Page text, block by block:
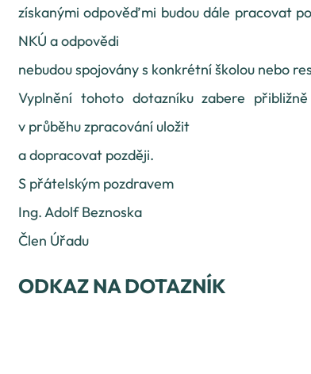
získanými odpověďmi budou dále pracovat
NKÚ a odpovědi
nebudou spojovány s konkrétní školou nebo
Vyplnění tohoto dotazníku zabere
v průběhu zpracování uložit
a dopracovat později.
S přátelským pozdravem
Ing. Adolf Beznoska
Člen Úřadu
ODKAZ NA DOTAZNÍK